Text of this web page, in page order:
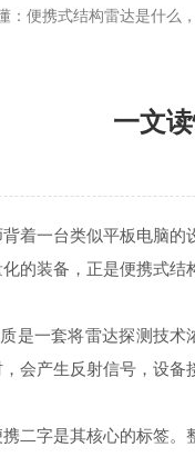
：便携式结构雷达是什么
一文
一台类似平板电脑的
的装备，正是便携式结
是一套将雷达探测技术
会产生反射信号，设
字是其核心的标签。